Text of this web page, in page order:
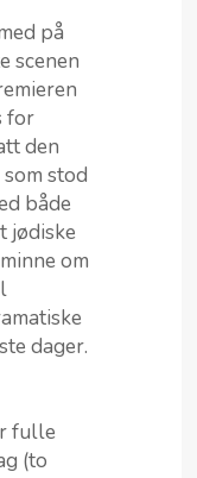
på
scenen
for
den
stod
både
jødiske
om
dager.
fulle
(to